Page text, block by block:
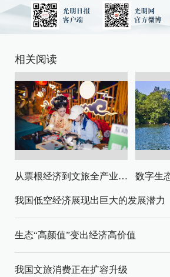
相关阅读
从票根经济到文旅全产业链升级
我国低空经济展现出巨大的发展潜力
生态“高颜值”变出经济高价值
我国文旅消费正在扩容升级